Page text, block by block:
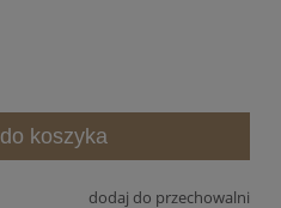
do koszyka
dodaj do przechowalni